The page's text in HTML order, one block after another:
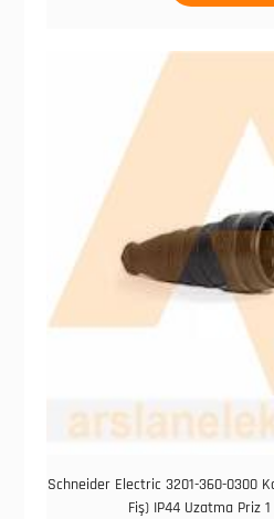
Schneider Electric 3201-360-0300
Fiş) IP44 Uzatma Priz